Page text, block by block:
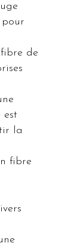
de
est
la
fibre